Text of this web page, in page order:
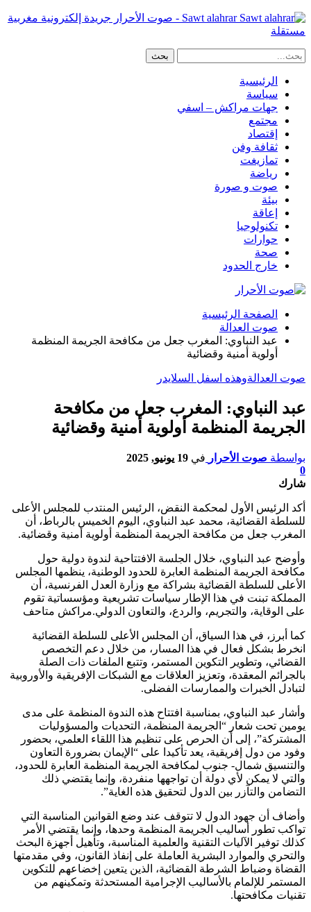
Sawt alahrar - صوت الأحرار جريدة إلكترونية مغربية
مستقلة
الرئيسية
سياسة
جهات مراكش – اسفي
مجتمع
إقتصاد
ثقافة وفن
تمازيغت
رياضة
صوت و صورة
بيئة
إعاقة
تكنولوجيا
حوارات
صحة
خارج الحدود
الصفحة الرئيسية
صوت العدالة
عبد النباوي: المغرب جعل من مكافحة الجريمة المنظمة
أولوية أمنية وقضائية
صوت العدالةوهذه اسفل السلايدر
عبد النباوي: المغرب جعل من مكافحة
الجريمة المنظمة أولوية أمنية وقضائية
بواسطة صوت الأحرار في 19 يونيو, 2025
0
شارك
أكد الرئيس الأول لمحكمة النقض، الرئيس المنتدب للمجلس الأعلى
للسلطة القضائية، محمد عبد النباوي، اليوم الخميس بالرباط، أن
المغرب جعل من مكافحة الجريمة المنظمة أولوية أمنية وقضائية.
وأوضح عبد النباوي، خلال الجلسة الافتتاحية لندوة دولية حول
مكافحة الجريمة المنظمة العابرة للحدود الوطنية، ينظمها المجلس
الأعلى للسلطة القضائية بشراكة مع وزارة العدل الفرنسية، أن
المملكة تبنت في هذا الإطار سياسات تشريعية ومؤسساتية تقوم
على الوقاية، والتجريم، والردع، والتعاون الدولي.مراكش متاحف
كما أبرز، في هذا السياق، أن المجلس الأعلى للسلطة القضائية
انخرط بشكل فعال في هذا المسار، من خلال دعم التخصص
القضائي، وتطوير التكوين المستمر، وتتبع الملفات ذات الصلة
بالجرائم المعقدة، وتعزيز العلاقات مع الشبكات الإفريقية والأوروبية
لتبادل الخبرات والممارسات الفضلى.
وأشار عبد النباوي، بمناسبة افتتاح هذه الندوة المنظمة على مدى
يومين تحت شعار “الجريمة المنظمة، التحديات والمسؤوليات
المشتركة”، إلى أن الحرص على تنظيم هذا اللقاء العلمي، بحضور
وفود من دول إفريقية، يعد تأكيدا على “الإيمان بضرورة التعاون
والتنسيق شمال- جنوب لمكافحة الجريمة المنظمة العابرة للحدود،
والتي لا يمكن لأي دولة أن تواجهها منفردة، وإنما يقتضي ذلك
التضامن والتآزر بين الدول لتحقيق هذه الغاية”.
وأضاف أن جهود الدول لا تتوقف عند وضع القوانين المناسبة التي
تواكب تطور أساليب الجريمة المنظمة وحدها، وإنما يقتضي الأمر
كذلك توفير الآليات التقنية والعلمية المناسبة، وتأهيل أجهزة البحث
والتحري والموارد البشرية العاملة على إنفاذ القانون، وفي مقدمتها
القضاة وضباط الشرطة القضائية، الذين يتعين إخضاعهم للتكوين
المستمر للإلمام بالأساليب الإجرامية المستحدثة وتمكينهم من
تقنيات مكافحتها.